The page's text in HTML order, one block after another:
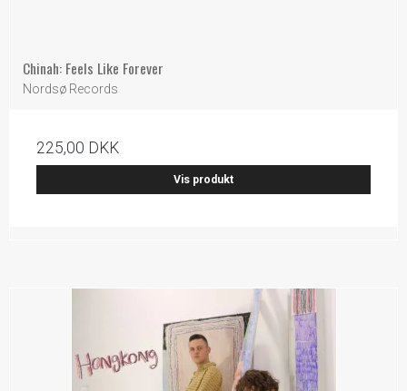
Chinah: Feels Like Forever
Nordsø Records
225,00 DKK
Vis produkt